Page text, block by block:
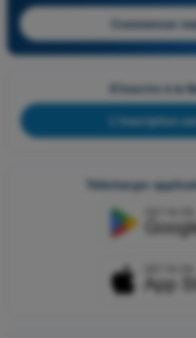
Commencer
S'inscrire à la
L'inscription
Télécharger